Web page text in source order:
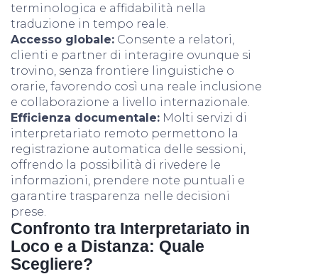
terminologica e affidabilità nella
traduzione in tempo reale.
Accesso globale: Consente a relatori,
clienti e partner di interagire ovunque si
trovino, senza frontiere linguistiche o
orarie, favorendo così una reale inclusione
e collaborazione a livello internazionale.
Efficienza documentale: Molti servizi di
interpretariato remoto permettono la
registrazione automatica delle sessioni,
offrendo la possibilità di rivedere le
informazioni, prendere note puntuali e
garantire trasparenza nelle decisioni
prese.
Confronto tra Interpretariato in
Loco e a Distanza: Quale
Scegliere?